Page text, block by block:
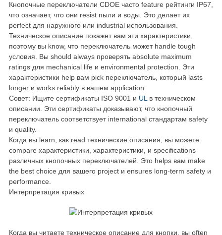
Кнопочные переключатели CDOE часто feature рейтинги IP67,
что означает, что они resist пыли и воды. Это делает их
perfect для наружного или industrial использования.
Техническое описание покажет вам эти характеристики,
поэтому вы know, что переключатель может handle tough
условия. Вы should always проверять absolute maximum
ratings для mechanical life и environmental protection. Эти
характеристики help вам pick переключатель, который lasts
longer и works reliably в вашем application.
Совет: Ищите сертификаты ISO 9001 и UL в техническом
описании. Эти сертификаты доказывают, что кнопочный
переключатель соответствует international стандартам safety
и quality.
Когда вы learn, как read технические описания, вы можете
compare характеристики, характеристики, и specifications
различных кнопочных переключателей. Это helps вам make
the best choice для вашего project и ensures long-term safety и
performance.
Интерпретация кривых
Когда вы читаете техническое описание для кнопки, вы often